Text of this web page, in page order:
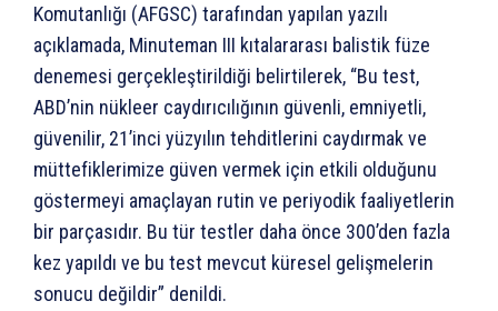
Komutanlığı (AFGSC) tarafından yapılan yazılı
açıklamada, Minuteman III kıtalararası balistik füze
denemesi gerçekleştirildiği belirtilerek, “Bu test,
ABD’nin nükleer caydırıcılığının güvenli, emniyetli,
güvenilir, 21’inci yüzyılın tehditlerini caydırmak ve
müttefiklerimize güven vermek için etkili olduğunu
göstermeyi amaçlayan rutin ve periyodik faaliyetlerin
bir parçasıdır. Bu tür testler daha önce 300’den fazla
kez yapıldı ve bu test mevcut küresel gelişmelerin
sonucu değildir” denildi.